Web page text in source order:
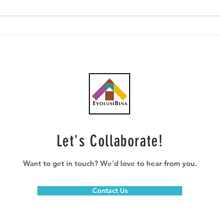
Let's Collaborate!
Want to get in touch? We'd love to hear from you.
Contact Us